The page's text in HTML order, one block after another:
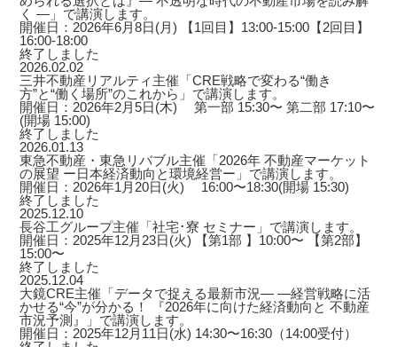
く ―」で講演します。
開催日：2026年6月8日(月) 【1回目】13:00-15:00【2回目】
16:00-18:00
終了しました
2026.02.02
三井不動産リアルティ主催「CRE戦略で変わる“働き
方”と“働く場所”のこれから」で講演します。
開催日：2026年2月5日(木) 第一部 15:30〜 第二部 17:10〜
(開場 15:00)
終了しました
2026.01.13
東急不動産・東急リバブル主催「2026年 不動産マーケット
の展望 ー日本経済動向と環境経営ー」で講演します。
開催日：2026年1月20日(火) 16:00〜18:30(開場 15:30)
終了しました
2025.12.10
長谷工グループ主催「社宅･寮 セミナー」で講演します。
開催日：2025年12月23日(火) 【第1部 】10:00〜 【第2部】
15:00〜
終了しました
2025.12.04
大鏡CRE主催「データで捉える最新市況― ―経営戦略に活
かせる“今”が分かる！ 『2026年に向けた経済動向と 不動産
市況予測』」で講演します。
開催日：2025年12月11日(水) 14:30〜16:30（14:00受付）